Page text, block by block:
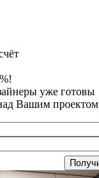
уже готовы
Вашим проектом